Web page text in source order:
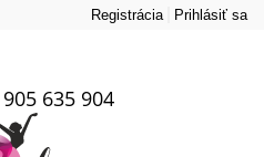
Registrácia Prihlásiť sa
635 904